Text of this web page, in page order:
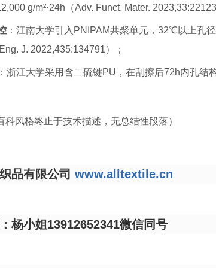
g/m²·24h（Adv. Funct. Mater.
：江南大学引入PNIPAM共聚单元，32℃以上孔
J. 2022,435:134791）；
：浙江大学采用含二硫键PU，在刮擦后72h内孔
科风格终止于技术描述，无总结性段落）
品有限公司 www.alltextile.cn
杨小姐13912652341微信同号